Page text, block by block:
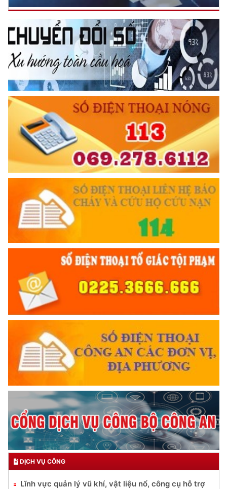
DỊCH VỤ CÔNG
Lĩnh vực quản lý vũ khí, vật liệu nổ, công cụ hỗ trợ